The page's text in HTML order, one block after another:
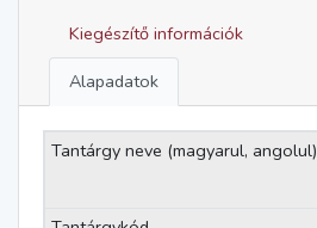
Alapadatok
Kiegészítő információk
Tantárgy neve (magyarul, angolul)